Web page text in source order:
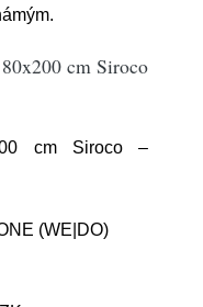
cm Siroco
cm Siroco –
(WE|DO)